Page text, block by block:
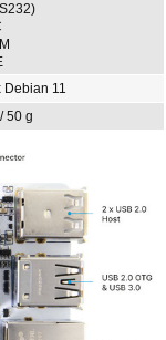
Debian 11
50 g